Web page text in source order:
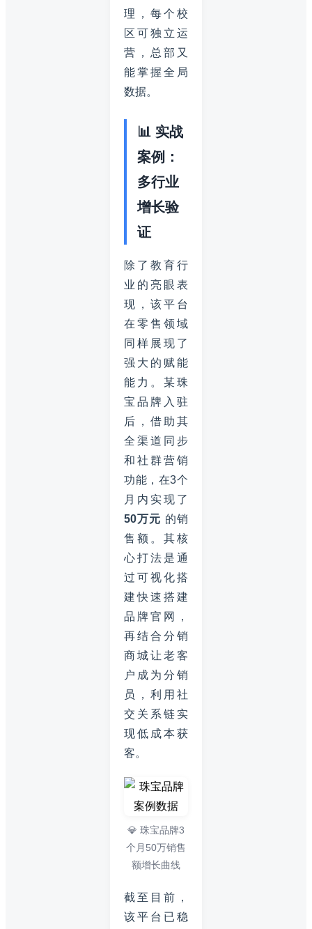
理，每个校
区可独立运
营，总部又
能掌握全局
数据。
📊 实战
案例：
多行业
增长验
证
除了教育行
业的亮眼表
现，该平台
在零售领域
同样展现了
强大的赋能
能力。某珠
宝品牌入驻
后，借助其
全渠道同步
和社群营销
功能，在3个
月内实现了
50万元 的销
售额。其核
心打法是通
过可视化搭
建快速搭建
品牌官网，
再结合分销
商城让老客
户成为分销
员，利用社
交关系链实
现低成本获
客。
💎 珠宝品牌3
个月50万销售
额增长曲线
截至目前，
该平台已稳